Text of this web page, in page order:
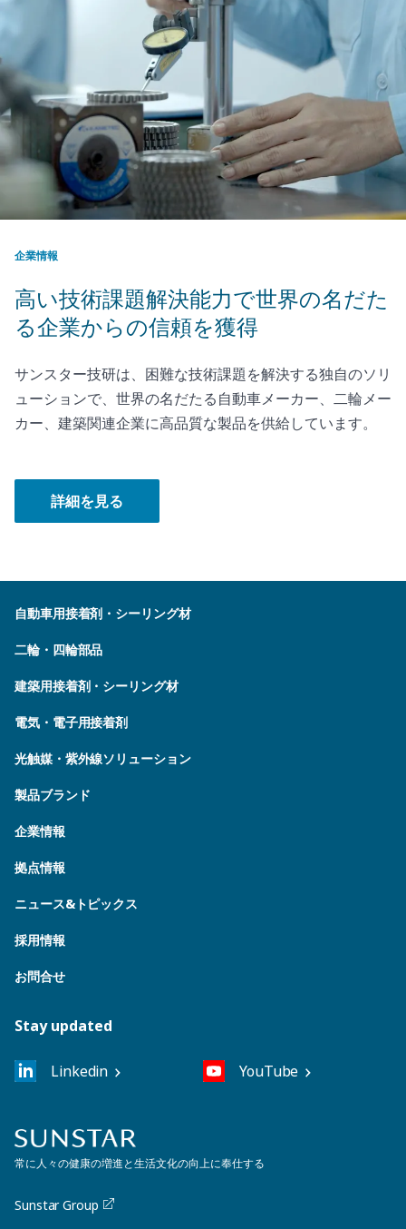
企業情報
高い技術課題解決能力で世界の名だた
る企業からの信頼を獲得
サンスター技研は、困難な技術課題を解決する独自のソリ
ューションで、世界の名だたる自動車メーカー、二輪メー
カー、建築関連企業に高品質な製品を供給しています。
詳細を見る
自動車用接着剤・シーリング材
二輪・四輪部品
建築用接着剤・シーリング材
電気・電子用接着剤
光触媒・紫外線ソリューション
製品ブランド
企業情報
拠点情報
ニュース&トピックス
採用情報
お問合せ
Stay updated
Linkedin YouTube
常に人々の健康の増進と生活文化の向上に奉仕する
Sunstar Group